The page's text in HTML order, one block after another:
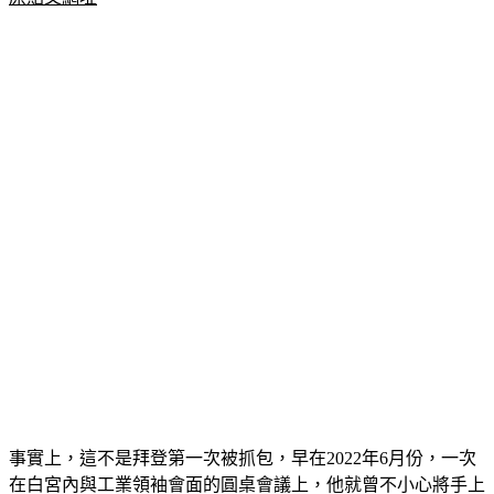
在白宮內與工業領袖會面的圓桌會議上，他就曾不小心將手上
提醒流程的小抄，大剌剌秀給現場攝影機，被外界清楚看見、